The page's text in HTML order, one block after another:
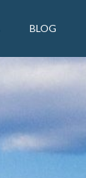
BLOG